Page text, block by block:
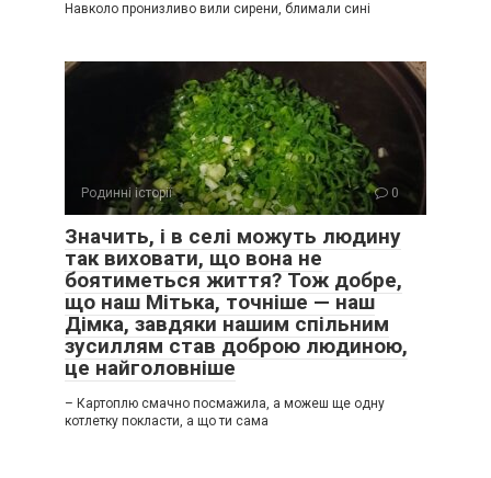
Навколо пронизливо вили сирени, блимали сині
Родинні історії 0
Значить, і в селі можуть людину
так виховати, що вона не
боятиметься життя? Тож добре,
що наш Мітька, точніше — наш
Дімка, завдяки нашим спільним
зусиллям став доброю людиною,
це найголовніше
– Картоплю смачно посмажила, а можеш ще одну
котлетку покласти, а що ти сама